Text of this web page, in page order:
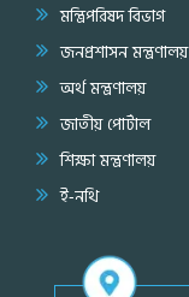
মন্ত্রিপরিষদ বিভাগ
জনপ্রশাসন মন্ত্রণালয়
অর্থ মন্ত্রণালয়
জাতীয় পোর্টাল
শিক্ষা মন্ত্রণালয়
ই-নথি